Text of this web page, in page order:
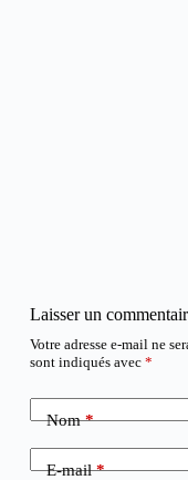
Laisser un
Votre adresse e-mail ne
sont indiqués avec *
Nom*
E-mail*